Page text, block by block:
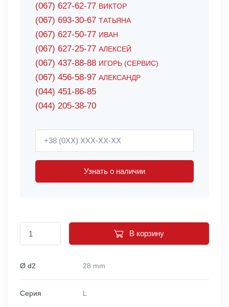
(067) 627-62-77 ВИКТОР
(067) 693-30-67 ТАТЬЯНА
(067) 627-50-77 ИВАН
(067) 627-25-77 АЛЕКСЕЙ
(067) 437-88-88 ИГОРЬ (СЕРВИС)
(067) 456-58-97 АЛЕКСАНДР
(044) 451-86-85
(044) 205-38-70
Узнать о наличии
В корзину
Ø d2 28 mm
Серия L